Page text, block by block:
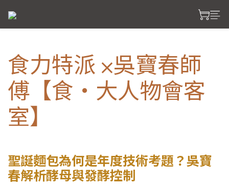
食力特派 ⨉吳寶春師
傅【食・大人物會客
室】
聖誕麵包為何是年度技術考題？吳寶
春解析酵母與發酵控制